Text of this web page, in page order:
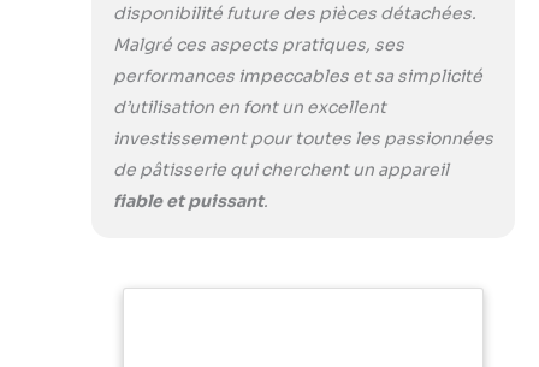
disponibilité future des pièces détachées.
Malgré ces aspects pratiques, ses
performances impeccables et sa simplicité
d’utilisation en font un excellent
investissement pour toutes les passionnées
de pâtisserie qui cherchent un appareil
fiable et puissant.